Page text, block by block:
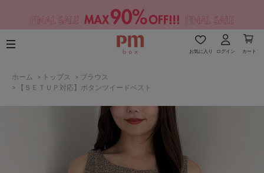
お気に入り ログイン カート
ホーム > トップス > ブラウス
>
【ＳＥＴＵＰ対応】ボタンツイードベスト